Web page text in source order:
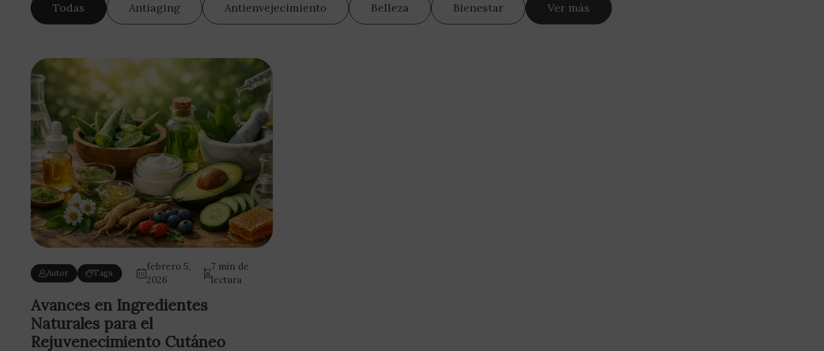
Todas Antiaging Antienvejecimiento Belleza Bienestar Ver más
Autor Tags
febrero 5,
2026
7 min de
lectura
Avances en Ingredientes
Naturales para el
Rejuvenecimiento Cutáneo